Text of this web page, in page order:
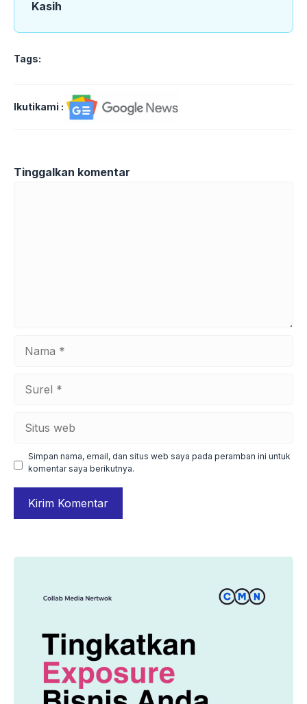
Kasih
Tags:
Ikutikami :
Tinggalkan komentar
Simpan nama, email, dan situs web saya pada peramban ini untuk
komentar saya berikutnya.